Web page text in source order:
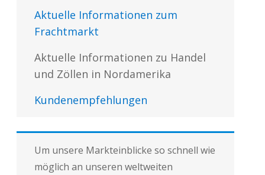
Aktuelle Informationen zum
Frachtmarkt
Aktuelle Informationen zu Handel
und Zöllen in Nordamerika
Kundenempfehlungen
Um unsere Markteinblicke so schnell wie
möglich an unseren weltweiten